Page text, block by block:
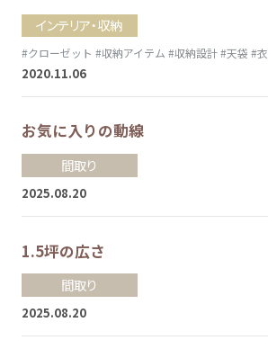
インテリア・収納
#クローゼット #収納アイテム #収納設計#天袋 #
2020.11.06
お気に入りの動線
間取り
2025.08.20
1.5坪の広さ
間取り
2025.08.20